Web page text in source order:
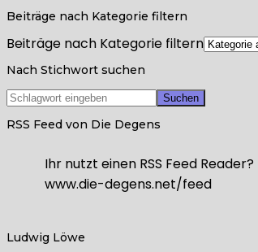
Beiträge nach Kategorie filtern
Beiträge nach Kategorie filtern
Nach Stichwort suchen
RSS Feed von Die Degens
Ihr nutzt einen RSS Feed
www.die-degens.net/feed
Ludwig Löwe